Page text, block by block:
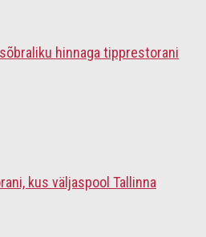
hinnaga tipprestorani
kus väljaspool Tallinna